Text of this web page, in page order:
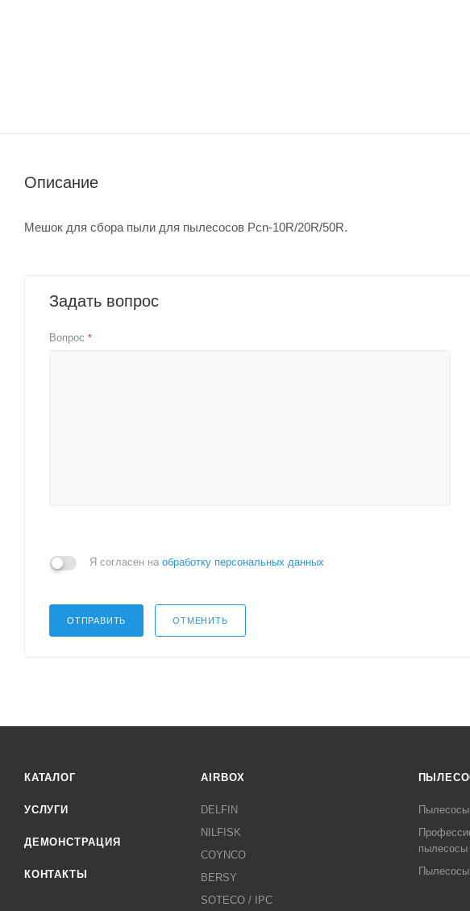
Описание
Мешок для сбора пыли для пылесосов Pcn-10R/20R/50R.
Задать вопрос
Вопрос *
Я согласен на обработку персональных данных
ОТПРАВИТЬ ОТМЕНИТЬ
КАТАЛОГ
УСЛУГИ
ДЕМОНСТРАЦИЯ
КОНТАКТЫ
AIRBOX
DELFIN
NILFISK
COYNCO
BERSY
SOTECO / IPC
пылесосы